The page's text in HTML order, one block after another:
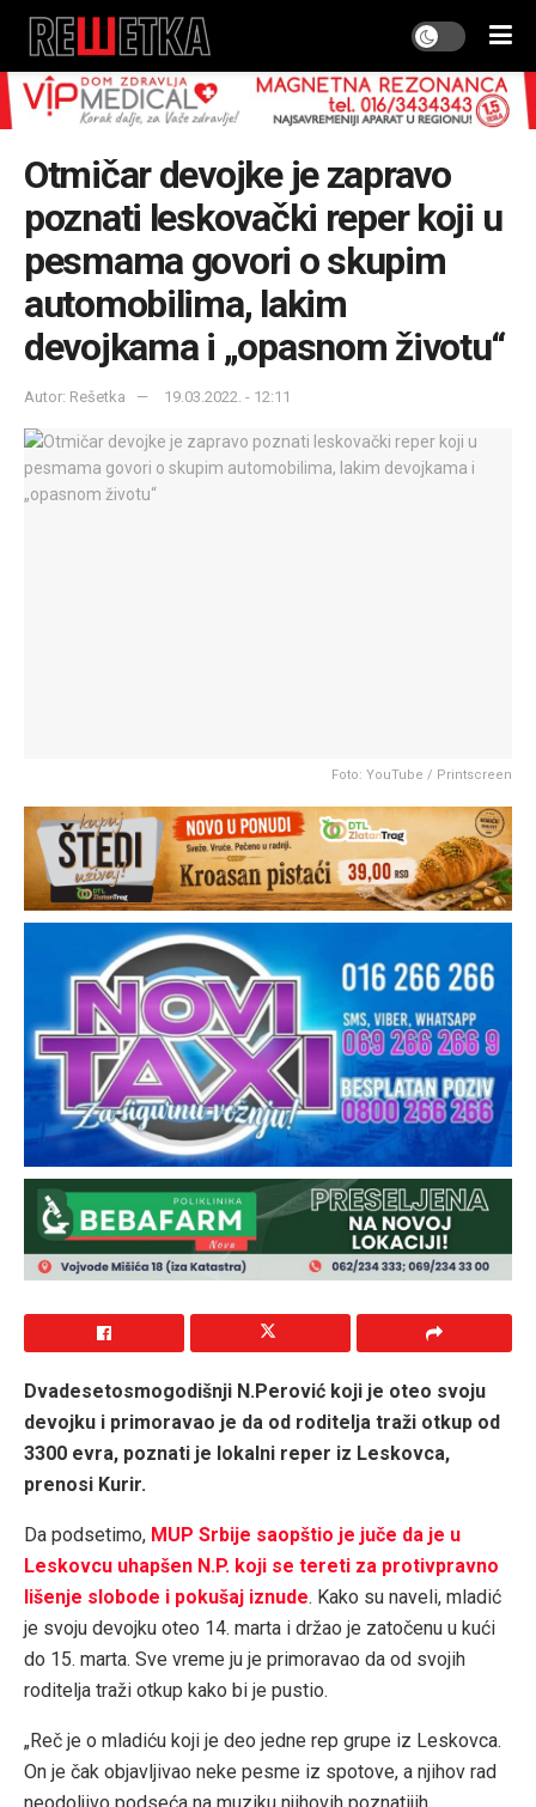
Otmičar devojke je zapravo
poznati leskovački reper koji u
pesmama govori o skupim
automobilima, lakim
devojkama i „opasnom životu“
Autor: Rešetka 19.03.2022. - 12:11
Foto: YouTube / Printscreen
Dvadesetosmogodišnji N.Perović koji je oteo svoju
devojku i primoravao je da od roditelja traži otkup od
3300 evra, poznati je lokalni reper iz Leskovca,
prenosi Kurir.
Da podsetimo, MUP Srbije saopštio je juče da je u
Leskovcu uhapšen N.P. koji se tereti za protivpravno
lišenje slobode i pokušaj iznude. Kako su naveli, mladić
je svoju devojku oteo 14. marta i držao je zatočenu u kući
do 15. marta. Sve vreme ju je primoravao da od svojih
roditelja traži otkup kako bi je pustio.
„Reč je o mladiću koji je deo jedne rep grupe iz Leskovca.
On je čak objavljivao neke pesme iz spotove, a njihov rad